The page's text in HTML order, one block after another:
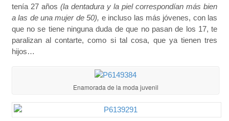
tenía 27 años (la dentadura y la piel correspondían más bien
a las de una mujer de 50), e incluso las más jóvenes, con las
que no se tiene ninguna duda de que no pasan de los 17, te
paralizan al contarte, como si tal cosa, que ya tienen tres
hijos…
Enamorada de la moda juvenil